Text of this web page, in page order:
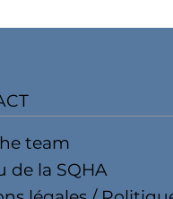
team
de la SQHA